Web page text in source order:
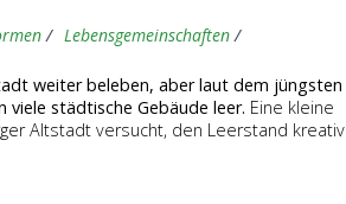
Lebensgemeinschaften
weiter beleben, aber laut dem jüngsten
viele städtische Gebäude leer. Eine kleine
Altstadt versucht, den Leerstand kreativ